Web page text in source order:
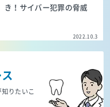
き！サイバー犯罪の脅威
2022.10.3
りたいこ